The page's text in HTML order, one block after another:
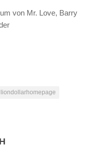
von Mr. Love, Barry